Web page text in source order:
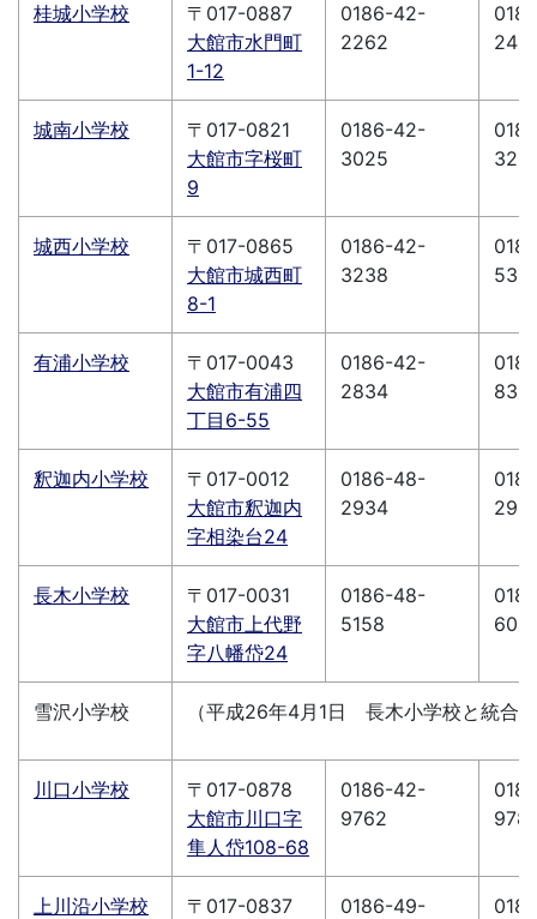
桂城小学校
〒017-0887
大館市水門町
1-12
0186-42-
2262
城南小学校
〒017-0821
大館市字桜町
9
0186-42-
3025
城西小学校
〒017-0865
大館市城西町
8-1
0186-42-
3238
有浦小学校
〒017-0043
大館市有浦四
丁目6-55
0186-42-
2834
釈迦内小学校
〒017-0012
大館市釈迦内
字相染台24
0186-48-
2934
長木小学校
〒017-0031
大館市上代野
字八幡岱24
0186-48-
5158
6091
雪沢小学校 （平成26年4月1日 長木小学校と統合
川口小学校
〒017-0878
大館市川口字
隼人岱108-68
0186-42-
9762
上川沿小学校
〒017-0837
0186-49-